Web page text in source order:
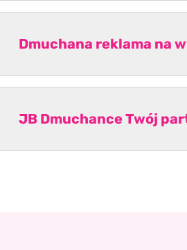
Dmuchana reklama na
JB Dmuchance Twój